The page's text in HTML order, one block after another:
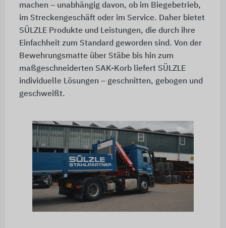
machen – unabhängig davon, ob im Biegebetrieb,
im Streckengeschäft oder im Service. Daher bietet
SÜLZLE Produkte und Leistungen, die durch ihre
Einfachheit zum Standard geworden sind. Von der
Bewehrungsmatte über Stäbe bis hin zum
maßgeschneiderten SAK-Korb liefert SÜLZLE
individuelle Lösungen – geschnitten, gebogen und
geschweißt.